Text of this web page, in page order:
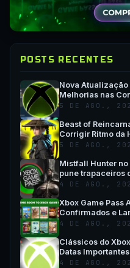
POSTS RECENTES
Nova Atualização
Melhorias nas
5 DE AGO.,
Beast of
Corrigir Ritmo da
5 DE AGO.,
Mistfall Hunter no
pune trapaceiros
4 DE AGO.,
Xbox Game Pass
Confirmados e
4 DE AGO.,
Clássicos do
Datas Importantes
4 DE AGO.,